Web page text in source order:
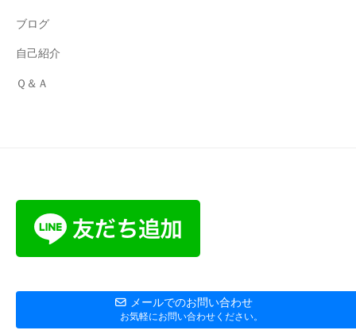
ブログ
自己紹介
Ｑ＆Ａ
メールでのお問い合わせ
お気軽にお問い合わせください。